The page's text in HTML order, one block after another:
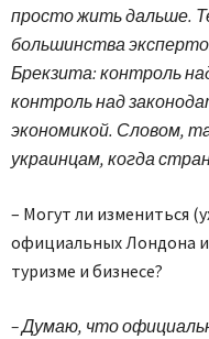
просто жить дальше.
большинства
Брекзита: контроль
контроль над
экономикой. Словом,
украинцам, когда
– Могут ли измениться
официальных Лондона и
туризме и бизнесе?
– Думаю, что